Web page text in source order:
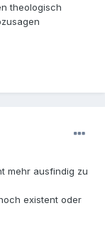
theologisch
mehr ausfindig zu
existent oder